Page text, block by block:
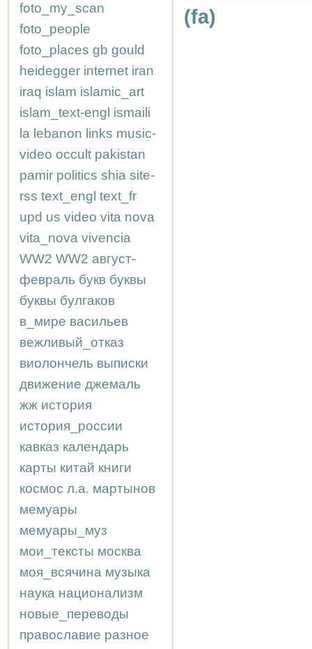
foto_my_scan
foto_people
foto_places gb gould
heidegger internet iran
iraq islam islamic_art
islam_text-engl ismaili
la lebanon links music-
video occult pakistan
pamir politics shia site-
rss text_engl text_fr
upd us video vita nova
vita_nova vivencia
WW2 WW2 август-
февраль букв буквы
буквы булгаков
в_мире васильев
вежливый_отказ
виолончель выписки
движение джемаль
жж история
история_россии
кавказ календарь
карты китай книги
космос л.а. мартынов
мемуары
мемуары_муз
мои_тексты москва
моя_всячина музыка
наука национализм
новые_переводы
православие разное
(fa)